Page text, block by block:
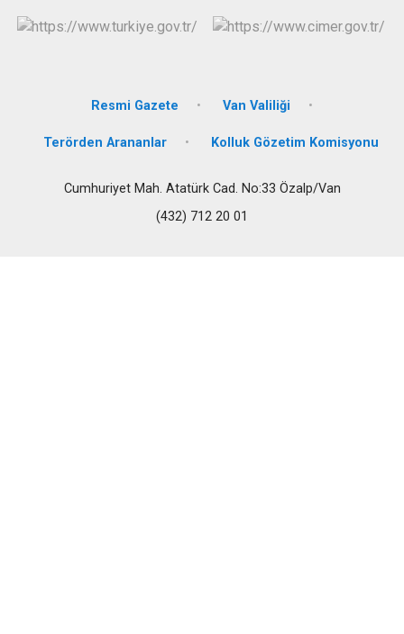
Resmi Gazete Van Valiliği
Terörden Arananlar Kolluk Gözetim Komisyonu
Cumhuriyet Mah. Atatürk Cad. No:33 Özalp/Van
(432) 712 20 01